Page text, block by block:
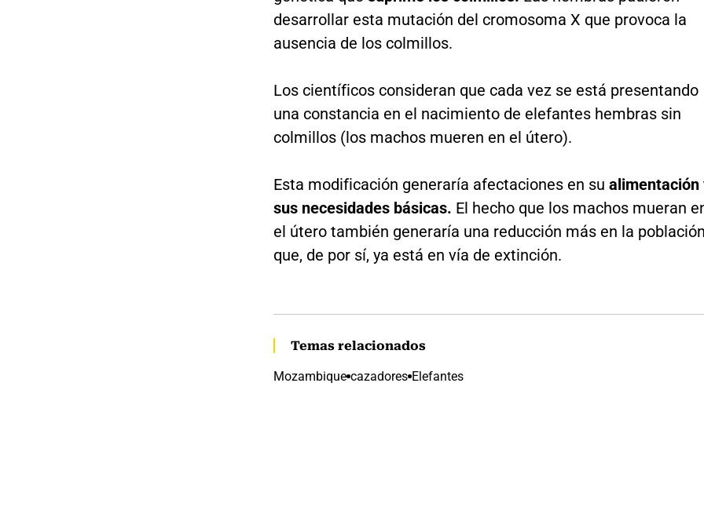
desarrollar esta mutación del cromosoma X que provoca la
ausencia de los colmillos.
Los científicos consideran que cada vez se está presentando
una constancia en el nacimiento de elefantes hembras sin
colmillos (los machos mueren en el útero).
Esta modificación generaría afectaciones en su alimentación
sus necesidades básicas. El hecho que los machos mueran
el útero también generaría una reducción más en la población
que, de por sí, ya está en vía de extinción.
Temas relacionados
Mozambique cazadores Elefantes